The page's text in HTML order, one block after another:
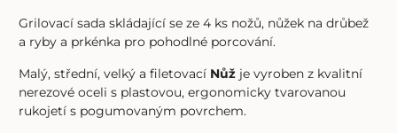
Grilovací sada skládající se ze 4 ks nožů, nůžek na drůbež
a ryby a prkénka pro pohodlné porcování.
Malý, střední, velký a filetovací Nůž je vyroben z kvalitní
nerezové oceli s plastovou, ergonomicky tvarovanou
rukojetí s pogumovaným povrchem.